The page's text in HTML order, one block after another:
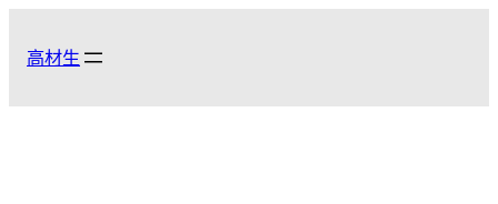
高材生